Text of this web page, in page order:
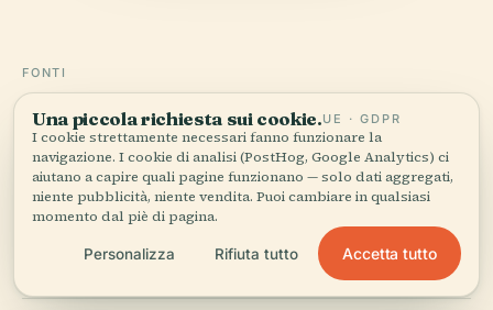
FONTI
Verificato,e mostrato.
Ricercata e scritta dal team editoriale di Audiala a
partire da documenti storici, archivi architettonici e
conoscenza del territorio.
Ultima revisione: April 2026
Una piccola richiesta sui cookie.UE · GDPR
I cookie strettamente necessari fanno funzionare la
navigazione. I cookie di analisi (PostHog, Google Analytics) ci
aiutano a capire quali pagine funzionano — solo dati aggregati,
niente pubblicità, niente vendita. Puoi cambiare in qualsiasi
momento dal piè di pagina.
Personalizza Rifiuta tutto Accetta tutto